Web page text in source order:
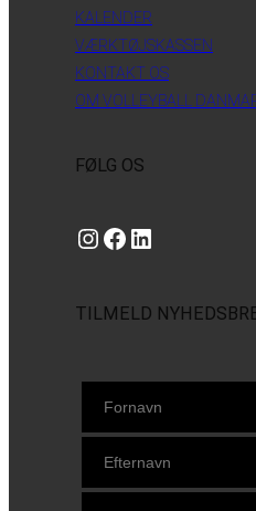
KALENDER
VÆRKTØJSKASSEN
KONTAKT OS
OM VOLLEYBALL
FØLG OS
Instagram https://www.facebook.com/danishbeachvolleytour LinkedIn
TILMELD